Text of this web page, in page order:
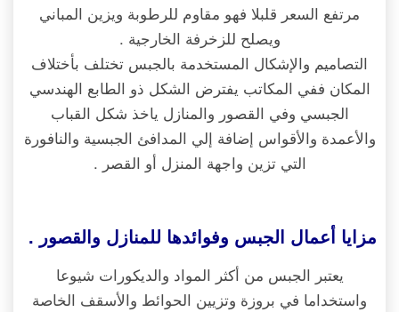
مرتفع السعر قلبلا فهو مقاوم للرطوبة ويزين المباني
ويصلح للزخرفة الخارجية .
التصاميم والإشكال المستخدمة بالجبس تختلف بأختلاف
المكان ففي المكاتب يفترض الشكل ذو الطابع الهندسي
الجبسي وفي القصور والمنازل ياخذ شكل القباب
والأعمدة والأقواس إضافة إلي المدافئ الجبسية والنافورة
التي تزين واجهة المنزل أو القصر .
مزايا أعمال الجبس وفوائدها للمنازل والقصور .
يعتبر الجبس من أكثر المواد والديكورات شيوعا
واستخداما في بروزة وتزيين الحوائط والأسقف الخاصة